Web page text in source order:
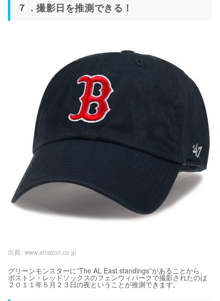
７．撮影日を推測できる！
出典: www.amazon.co.jp
グリーンモンスターに”The AL East standings”があることから、
ボストン・レッドソックスのフェンウィパークで撮影されたのは
２０１１年５月２３日の夜ということが推測できます。